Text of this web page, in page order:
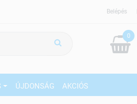
Belépés
0
ÚJDONSÁG AKCIÓS